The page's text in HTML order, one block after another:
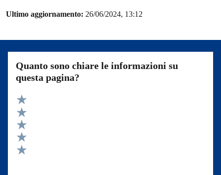
Ultimo aggiornamento: 26/06/2024, 13:12
Quanto sono chiare le informazioni su
questa pagina?
Valuta 5 stelle su 5
Valuta 4 stelle su 5
Valuta 3 stelle su 5
Valuta 2 stelle su 5